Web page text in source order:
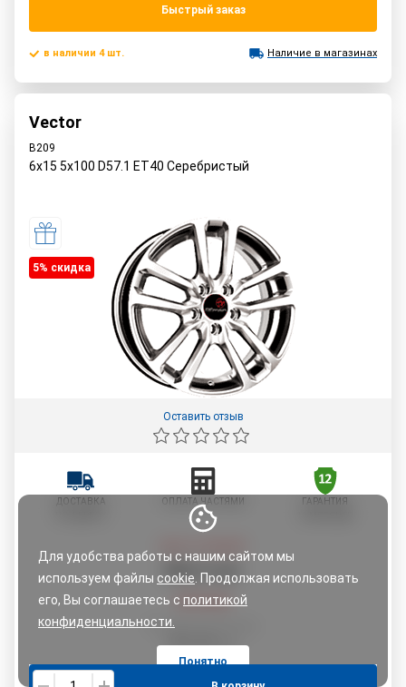
Для удобства работы с нашим сайтом мы
используем файлы cookie . Продолжая использовать
его, Вы соглашаетесь с политикой
конфиденциальности.
Понятно
Быстрый заказ
в наличии 4 шт. Наличие в магазинах
Vector
B209
6x15 5x100 D57.1 ET40 Серебристый
5% cкидка
Оставить отзыв
ДОСТАВКА
ОПЛАТА ЧАСТЯМИ
ГАРАНТИЯ
256 37
269,86руб.
По картам рассрочки:
269,86руб.